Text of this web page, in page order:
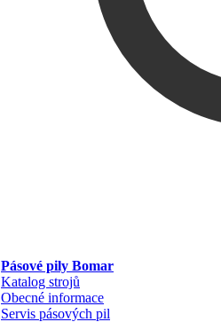
Pásové pily Bomar
Katalog strojů
Obecné informace
Servis pásových pil